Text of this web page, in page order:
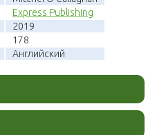
Express Publishing
2019
178
Английский